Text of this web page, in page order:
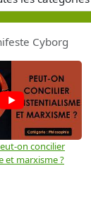
Cyborg
on concilier
et marxisme ?